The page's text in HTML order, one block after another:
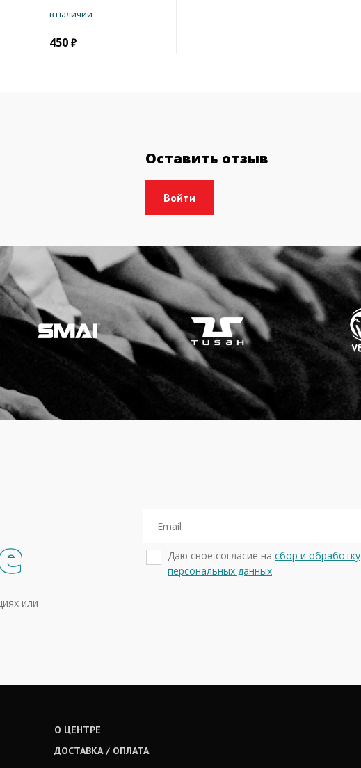
в наличии
450
Оставить отзыв
или
Даю свое согласие на сбор и обработку
персональных данных
О ЦЕНТРЕ
ДОСТАВКА / ОПЛАТА